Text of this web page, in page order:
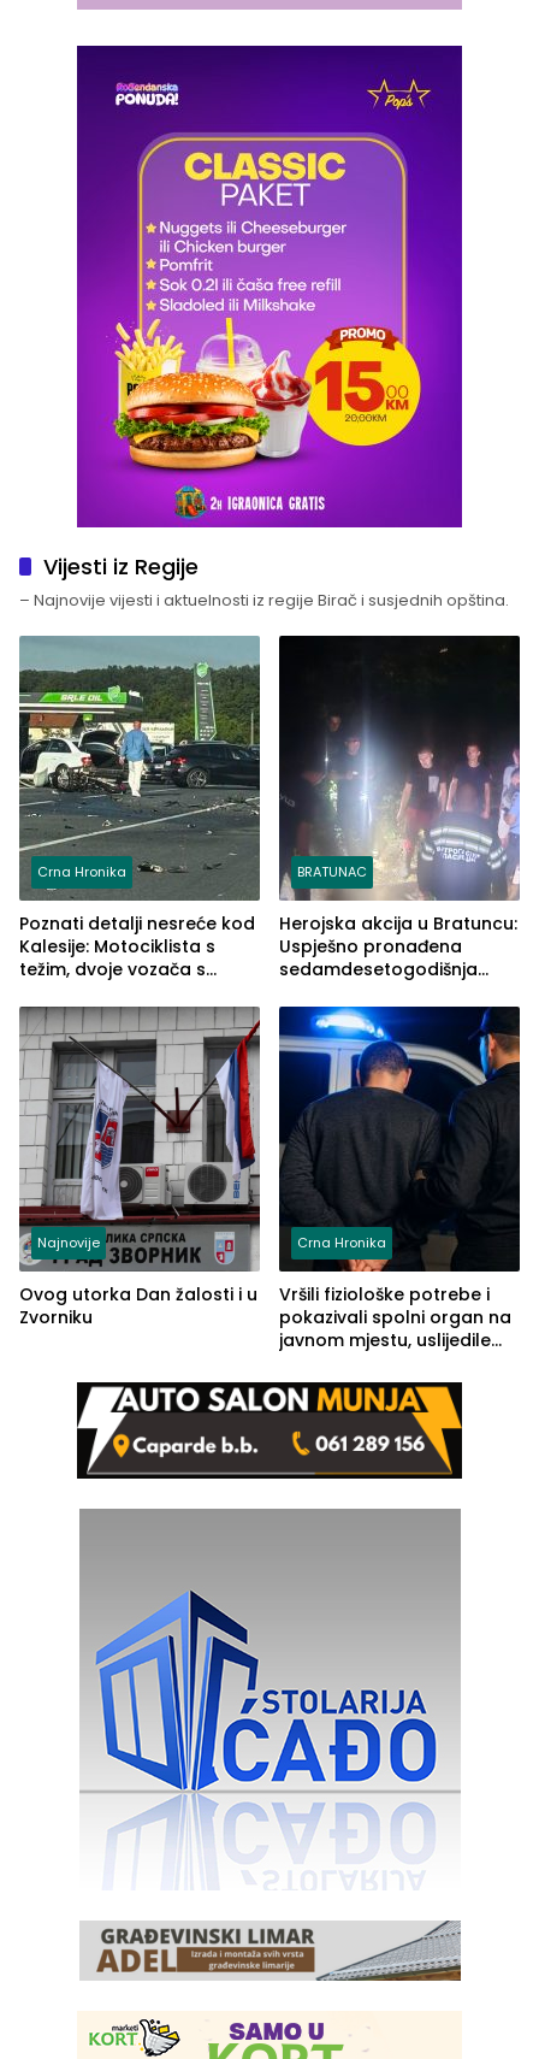
Vijesti iz Regije
– Najnovije vijesti i aktuelnosti iz regije Birač i susjednih opština.
Crna Hronika
Poznati detalji nesreće kod
Kalesije: Motociklista s
težim, dvoje vozača s
BRATUNAC
Herojska akcija u Bratuncu:
Uspješno pronađena
sedamdesetogodišnja
Kravice.
Najnovije
Ovog utorka Dan žalosti i u
Zvorniku
Crna Hronika
Vršili fiziološke potrebe i
pokazivali spolni organ na
javnom mjestu, uslijedile